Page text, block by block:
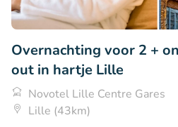
Overnachting voor 2 +
out in hartje Lille
Novotel Lille Centre Gares
Lille (43km)